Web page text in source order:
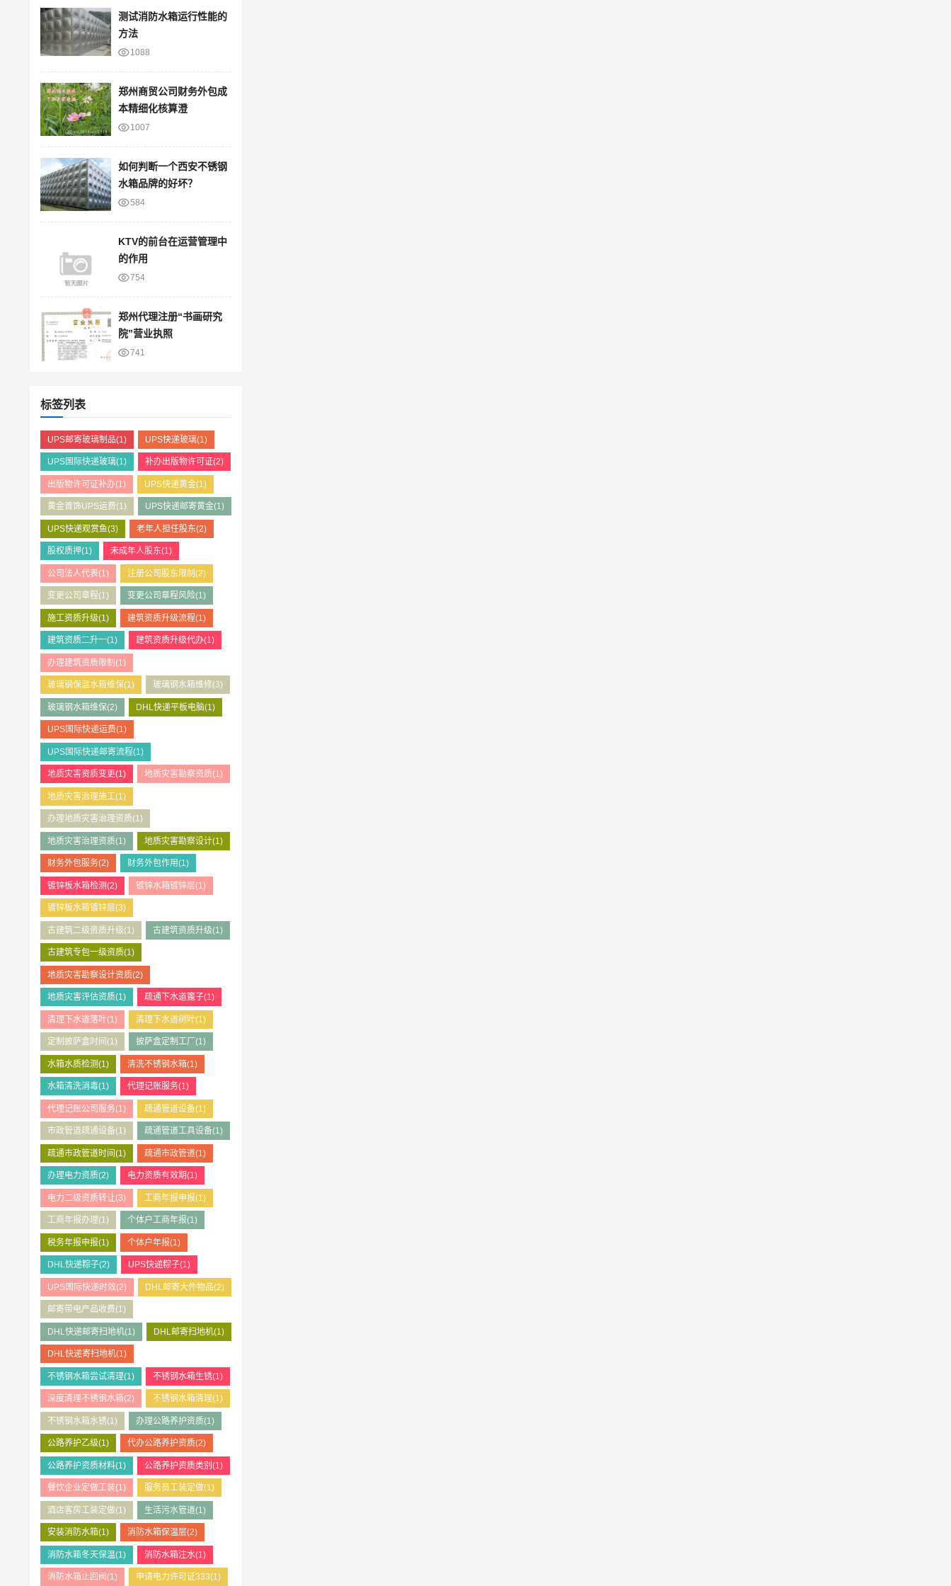
测试消防水箱运行性能的
方法
1088
郑州商贸公司财务外包成
本精细化核算澄
1007
如何判断一个西安不锈钢
水箱品牌的好坏？
584
KTV的前台在运营管理中
的作用
754
郑州代理注册“书画研究
院”营业执照
741
标签列表
UPS邮寄玻璃制品(1) UPS快递玻璃(1)
UPS国际快递玻璃(1) 补办出版物许可证(2)
出版物许可证补办(1) UPS快递黄金(1)
黄金首饰UPS运费(1) UPS快递邮寄黄金(1)
UPS快递观赏鱼(3) 老年人担任股东(2)
股权质押(1) 未成年人股东(1)
公司法人代表(1) 注册公司股东限制 (2)
变更公司章程(1) 变更公司章程风险(1)
施工资质升级(1) 建筑资质升级流程(1)
建筑资质二升一(1) 建筑资质升级代办(1)
办理建筑资质限制 (1)
玻璃钢保温水箱维保(1) 玻璃钢水箱维修(3)
玻璃钢水箱维保(2) DHL快递平板电脑(1)
UPS国际快递运费(1)
UPS国际快递邮寄流程(1)
地质灾害资质变更(1) 地质灾害勘察资质(1)
地质灾害治理施工(1)
办理地质灾害治理资质(1)
地质灾害治理资质(1) 地质灾害勘察设计(1)
财务外包服务(2) 财务外包作用(1)
镀锌板水箱检测(2) 镀锌水箱镀锌层(1)
镀锌板水箱镀锌层(3)
古建筑二级资质升级(1) 古建筑资质升级(1)
古建筑专包一级资质(1)
地质灾害勘察设计资质(2)
地质灾害评估资质(1) 疏通下水道篦子(1)
清理下水道落叶(1) 清理下水道树叶(1)
定制披萨盒时间 (1) 披萨盒定制工厂 (1)
水箱水质检测(1) 清洗不锈钢水箱(1)
水箱清洗消毒(1) 代理记账服务(1)
代理记账公司服务(1) 疏通管道设备(1)
市政管道疏通设备(1) 疏通管道工具设备(1)
疏通市政管道时间(1) 疏通市政管道(1)
办理电力资质(2) 电力资质有效期(1)
电力二级资质转让(3) 工商年报申报(1)
工商年报办理(1) 个体户工商年报(1)
税务年报申报(1) 个体户年报(1)
DHL快递粽子(2) UPS快递粽子(1)
UPS国际快递时效(2) DHL邮寄大件物品(2)
邮寄带电产品收费(1)
DHL快递邮寄扫地机(1) DHL邮寄扫地机(1)
DHL快递寄扫地机(1)
不锈钢水箱尝试清理(1) 不锈钢水箱生锈(1)
深度清理不锈钢水箱(2) 不锈钢水箱清理(1)
不锈钢水箱水锈(1) 办理公路养护资质(1)
公路养护乙级(1) 代办公路养护资质(2)
公路养护资质材料(1) 公路养护资质类别 (1)
餐饮企业定做工装(1) 服务员工装定做(1)
酒店客房工装定做(1) 生活污水管道(1)
安装消防水箱(1) 消防水箱保温层(2)
消防水箱冬天保温(1) 消防水箱注水(1)
消防水箱止回阀 (1) 申请电力许可证333(1)